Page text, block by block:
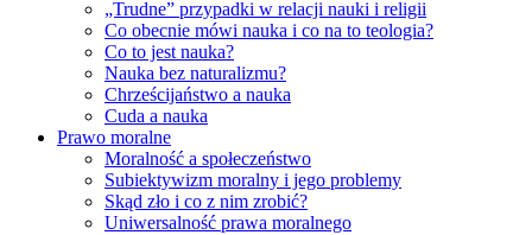
„Trudne” przypadki w relacji nauki i religii
Co obecnie mówi nauka i co na to teologia?
Co to jest nauka?
Nauka bez naturalizmu?
Chrześcijaństwo a nauka
Cuda a nauka
Prawo moralne
Moralność a społeczeństwo
Subiektywizm moralny i jego problemy
Skąd zło i co z nim zrobić?
Uniwersalność prawa moralnego